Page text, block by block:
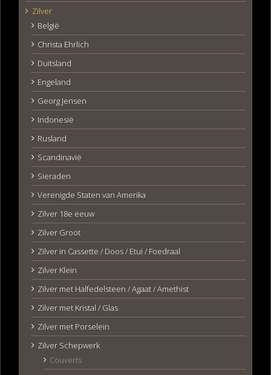
Zilver
België
Christa Ehrlich
Duitsland
Engeland
Georg Jensen
Indonesië
Rusland
Scandinavië
Sieraden
Verenigde Staten van Amerika
Zilver 18e eeuw
Zilver Groot
Zilver in Cassette / Doos / Etui / Foedraal
Zilver Klein
Zilver met Halfedelsteen / Agaat / Amethist
Zilver met Kristal / Glas
Zilver met Porselein
Zilver Schepwerk
Couverts